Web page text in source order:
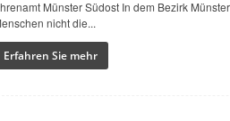
y
Münster Südost In dem Bezirk
nicht die...
Erfahren Sie mehr